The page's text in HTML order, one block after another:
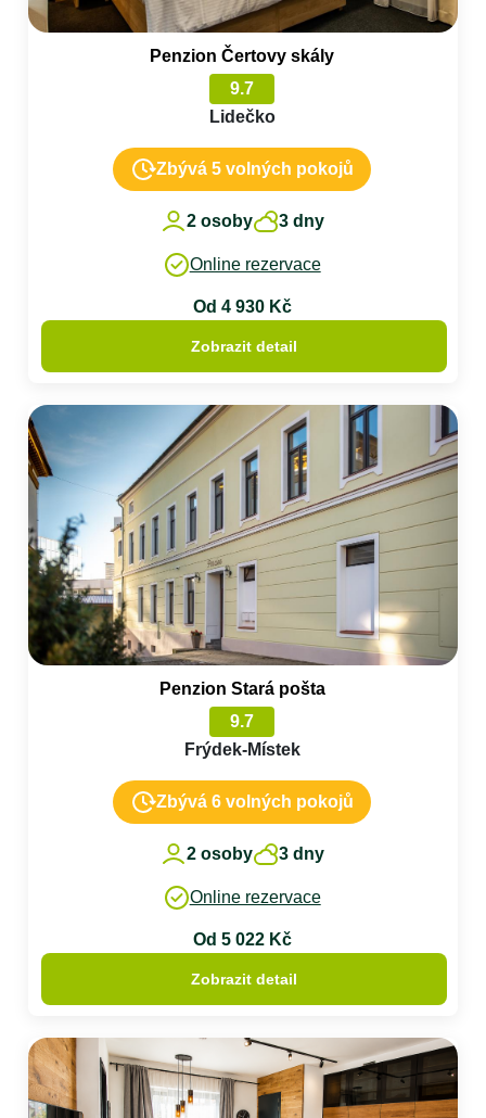
Penzion Čertovy skály
9.7
Lidečko
Zbývá 5 volných pokojů
2 osoby 3 dny
Online rezervace
Od 4 930 Kč
Zobrazit detail
Penzion Stará pošta
9.7
Frýdek-Místek
Zbývá 6 volných pokojů
2 osoby 3 dny
Online rezervace
Od 5 022 Kč
Zobrazit detail